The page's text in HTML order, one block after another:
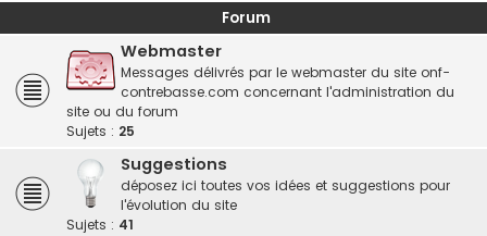
e
e
c
r
Forum
Webmaster
Messages délivrés par le webmaster du site onf-
contrebasse.com concernant l'administration du
site ou du forum
Sujets : 25
Suggestions
déposez ici toutes vos idées et suggestions pour
l'évolution du site
Sujets : 41